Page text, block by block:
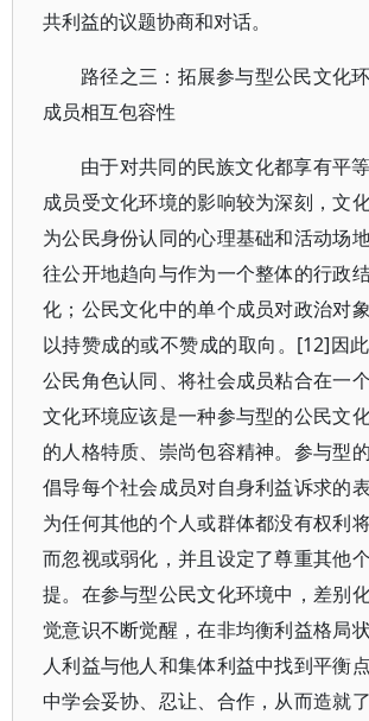
共利益的议题协商和对话。
路径之三：拓展参与型公民文化
成员相互包容性
由于对共同的民族文化都享有平
成员受文化环境的影响较为深刻，文
为公民身份认同的心理基础和活动场
往公开地趋向与作为一个整体的行政
化；公民文化中的单个成员对政治对
以持赞成的或不赞成的取向。[12]因
公民角色认同、将社会成员粘合在一
文化环境应该是一种参与型的公民文
的人格特质、崇尚包容精神。参与型
倡导每个社会成员对自身利益诉求的
为任何其他的个人或群体都没有权利
而忽视或弱化，并且设定了尊重其他
提。在参与型公民文化环境中，差别
觉意识不断觉醒，在非均衡利益格局
人利益与他人和集体利益中找到平衡
中学会妥协、忍让、合作，从而造就